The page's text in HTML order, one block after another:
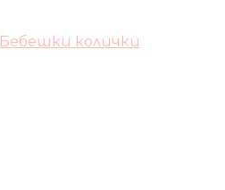
Бебешки колички